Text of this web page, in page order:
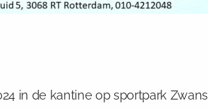
in de kantine op sportpark